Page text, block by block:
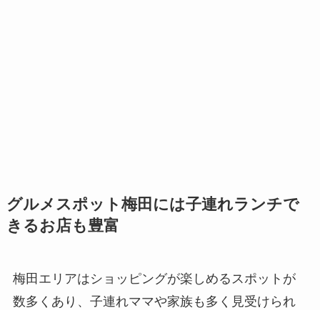
グルメスポット梅田には子連れランチで
きるお店も豊富
梅田エリアはショッピングが楽しめるスポットが
数多くあり、子連れママや家族も多く見受けられ